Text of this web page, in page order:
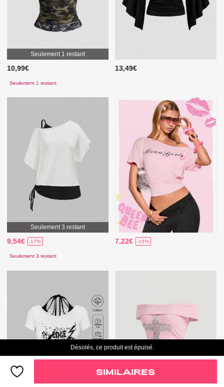
Seulement 1 restant
10,99€
Seulement 1 restant
13,49€
Seulement 3 restant
9,54€ -17%
Seulement 3 restant
7,22€ -15%
Désolés, ce produit est épuisé.
SIMILAIRES